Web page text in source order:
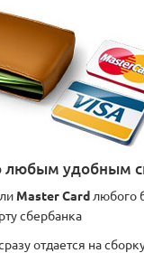
любым удобным
Master Card любого
сбербанка
отдается на